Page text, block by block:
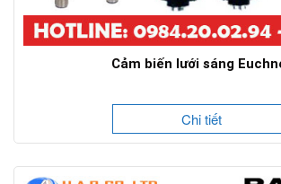
Cảm biến lưới sáng
Chi tiết